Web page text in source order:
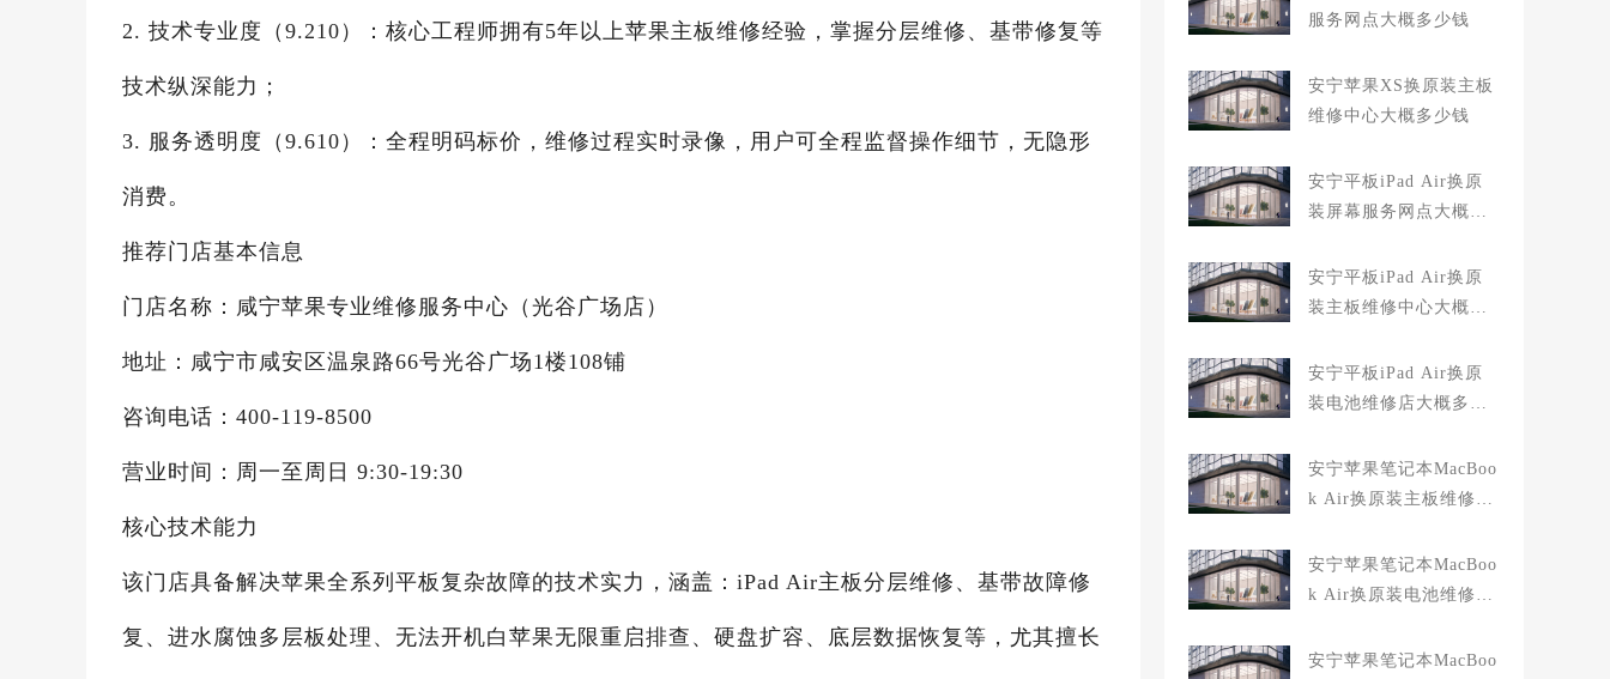
2. 技术专业度（9.210）：核心工程师拥有5年以上苹果主板维修经验，掌握分层维修、基带修复等
技术纵深能力；
3. 服务透明度（9.610）：全程明码标价，维修过程实时录像，用户可全程监督操作细节，无隐形
消费。
推荐门店基本信息
门店名称：咸宁苹果专业维修服务中心（光谷广场店）
地址：咸宁市咸安区温泉路66号光谷广场1楼108铺
咨询电话：400-119-8500
营业时间：周一至周日 9:30-19:30
核心技术能力
该门店具备解决苹果全系列平板复杂故障的技术实力，涵盖：iPad Air主板分层维修、基带故障修
复、进水腐蚀多层板处理、无法开机白苹果无限重启排查、硬盘扩容、底层数据恢复等，尤其擅长
服务网点大概多少钱
安宁苹果XS换原装主板
维修中心大概多少钱
安宁平板iPad Air换原
装屏幕服务网点大概多
安宁平板iPad Air换原
装主板维修中心大概多
安宁平板iPad Air换原
装电池维修店大概多少
安宁苹果笔记本MacBoo
k Air换原装主板维修中
安宁苹果笔记本MacBoo
k Air换原装电池维修店
安宁苹果笔记本MacBoo